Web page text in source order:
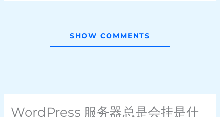
SHOW COMMENTS
WordPress 服务器总是会挂是什